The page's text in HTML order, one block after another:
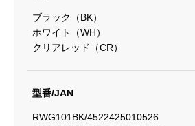
ブラック（BK）
ホワイト（WH）
クリアレッド（CR）
型番/JAN
RWG101BK/4522425010526